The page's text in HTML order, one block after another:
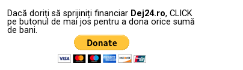
Dacă doriți să sprijiniți financiar Dej24.ro, CLICK
pe butonul de mai jos pentru a dona orice sumă
de bani.